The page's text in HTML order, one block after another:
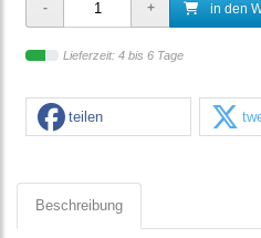
in den
Lieferzeit: 4 bis 6 Tage
teilen
Beschreibung